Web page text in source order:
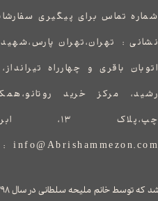
شماره تماس برای پیگیری
نشانی : ​​​​​​​​​​​​​​تهران،تهران
اتوبان باقری و چهارراه
رشید، مرکز خرید
چپ،پلاک ۱۳، ابریشم مزون
info@Abrishammezon.com : ایمیل